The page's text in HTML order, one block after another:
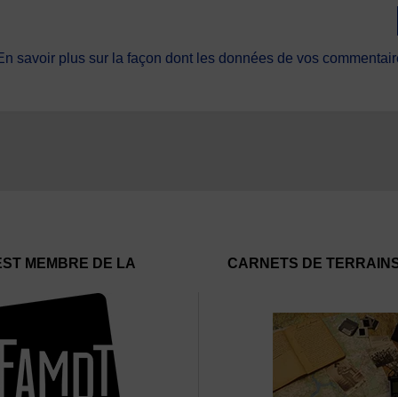
savoir plus sur la façon dont les données de vos
MEMBRE DE LA CARNETS DE